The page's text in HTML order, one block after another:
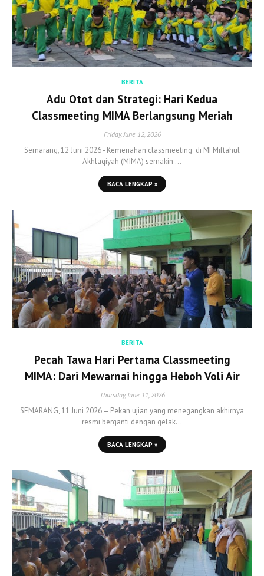
BERITA
Adu Otot dan Strategi: Hari Kedua
Classmeeting MIMA Berlangsung Meriah
Friday, June 12, 2026
Semarang, 12 Juni 2026 - Kemeriahan classmeeting di MI Miftahul
Akhlaqiyah (MIMA) semakin …
BACA LENGKAP »
BERITA
Pecah Tawa Hari Pertama Classmeeting
MIMA: Dari Mewarnai hingga Heboh Voli Air
Thursday, June 11, 2026
SEMARANG, 11 Juni 2026 – Pekan ujian yang menegangkan akhirnya
resmi berganti dengan gelak…
BACA LENGKAP »